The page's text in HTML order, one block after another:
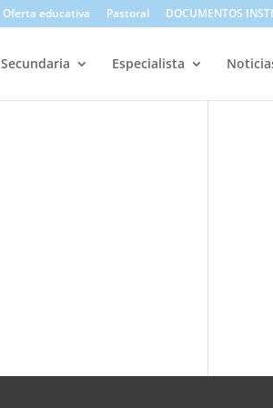
Oferta educativa Pastoral DOCUMENTOS
Secundaria Especialista